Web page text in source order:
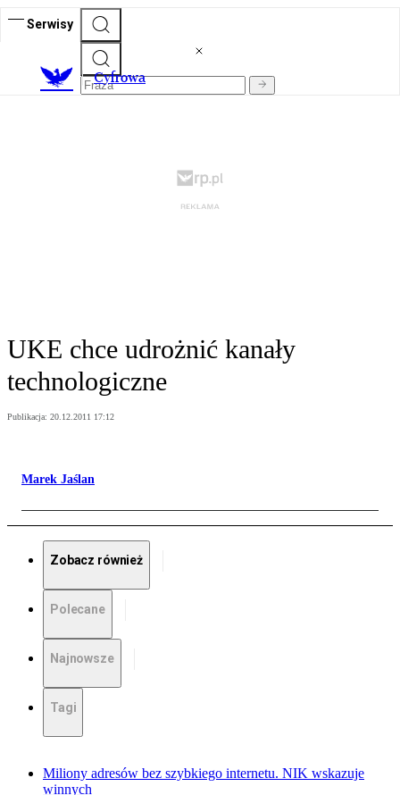
Serwisy
Cyfrowa
UKE chce udrożnić kanały
technologiczne
Publikacja: 20.12.2011 17:12
Marek Jaślan
Zobacz również
Polecane
Najnowsze
Tagi
Miliony adresów bez szybkiego internetu. NIK wskazuje
winnych